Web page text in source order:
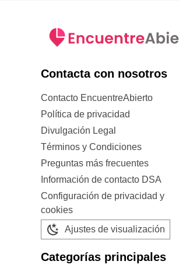
Contacta con nosotros
Contacto EncuentreAbierto
Política de privacidad
Divulgación Legal
Términos y Condiciones
Preguntas más frecuentes
Información de contacto DSA
Configuración de privacidad y
cookies
Ajustes de visualización
Categorías principales